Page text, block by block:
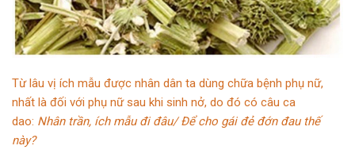
Từ lâu vị ích mẫu được nhân dân ta dùng chữa bệnh phụ nữ,
nhất là đối với phụ nữ sau khi sinh nở, do đó có câu ca
dao: Nhân trần, ích mẫu đi đâu/ Để cho gái đẻ đớn đau thế
này?